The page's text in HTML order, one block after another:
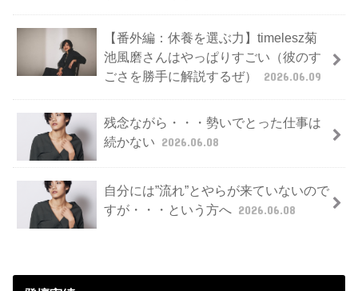
【番外編：休養を選ぶ力】timelesz菊
池風磨さんはやっぱりすごい（彼のす
ごさを勝手に解説するぜ）
2026.06.09
残念ながら・・・勢いでとった仕事は
続かない 2026.06.08
自分には”流れ”とやらが来ていないので
すが・・・という方へ 2026.06.08